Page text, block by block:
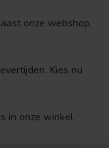
onze webshop,
Kies nu
in onze winkel